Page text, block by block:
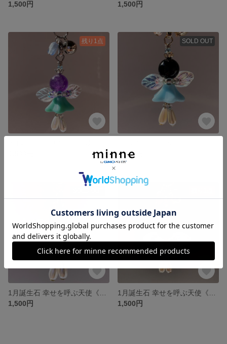
1,500円 1,500円
残り1点 SOLD OUT
1,500円
1,500円
1,500円